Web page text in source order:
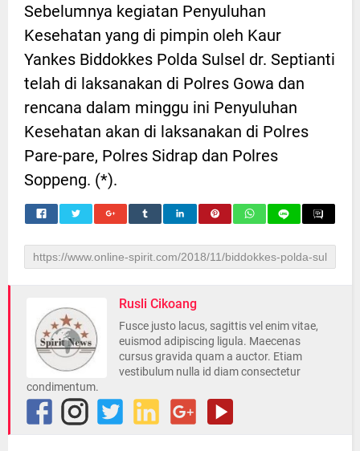
Sebelumnya kegiatan Penyuluhan
Kesehatan yang di pimpin oleh Kaur
Yankes Biddokkes Polda Sulsel dr. Septianti
telah di laksanakan di Polres Gowa dan
rencana dalam minggu ini Penyuluhan
Kesehatan akan di laksanakan di Polres
Pare-pare, Polres Sidrap dan Polres
Soppeng. (*).
Rusli Cikoang
Fusce justo lacus, sagittis vel enim vitae,
euismod adipiscing ligula. Maecenas
cursus gravida quam a auctor. Etiam
vestibulum nulla id diam consectetur
condimentum.